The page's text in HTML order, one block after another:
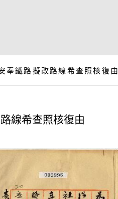
奉鐵路擬改路線希查照核復由
線希查照核復由